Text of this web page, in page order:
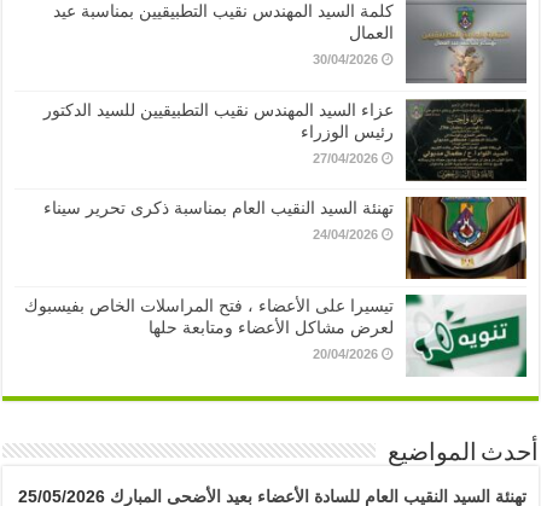
كلمة السيد المهندس نقيب التطبيقيين بمناسبة عيد
العمال
30/04/2026
عزاء السيد المهندس نقيب التطبيقيين للسيد الدكتور
رئيس الوزراء
27/04/2026
تهنئة السيد النقيب العام بمناسبة ذكرى تحرير سيناء
24/04/2026
تيسيرا على الأعضاء ، فتح المراسلات الخاص بفيسبوك
لعرض مشاكل الأعضاء ومتابعة حلها
20/04/2026
أحدث المواضيع
تهنئة السيد النقيب العام للسادة الأعضاء بعيد الأضحى المبارك 25/05/2026